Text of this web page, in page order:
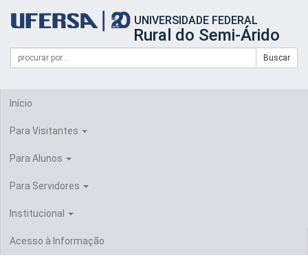
portal
UFERSA
UNIVERSIDADE FEDERAL
Rural do Semi-Árido
Formulário
Busca
Campo
de
Buscar
Início
Para Visitantes
Para Alunos
Para Servidores
Institucional
Acesso à Informação